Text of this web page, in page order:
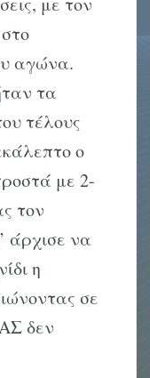
αγώνα.
τα
τέλους
ο
με 2-
τον
άρχισε να
η
σε
δεν